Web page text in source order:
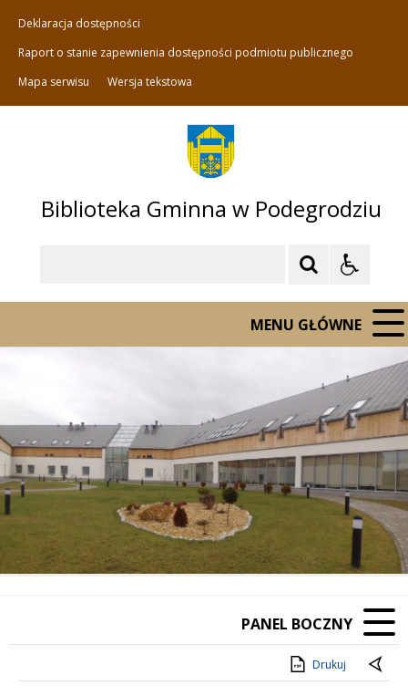
Deklaracja dostępności
Raport o stanie zapewnienia dostępności podmiotu publicznego
Mapa serwisu
Wersja tekstowa
Biblioteka Gminna w Podegrodziu
MENU GŁÓWNE
PANEL BOCZNY
Drukuj